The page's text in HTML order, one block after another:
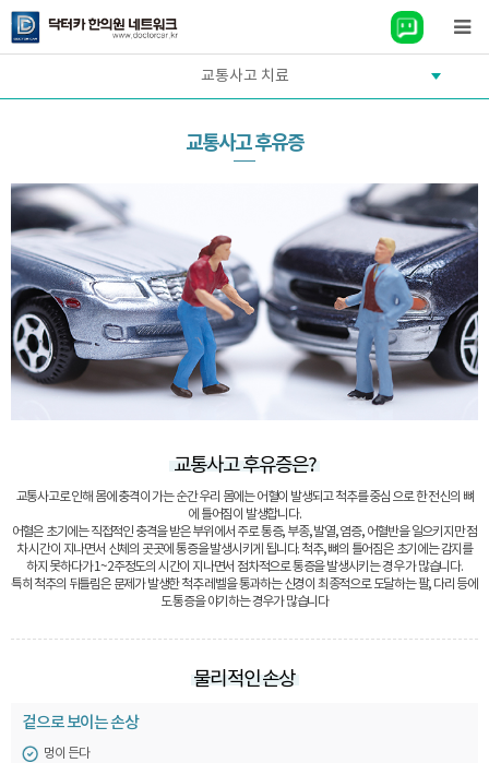
교통사고 치료
교통사고 후유증
교통사고 후유증은?
교통사고로 인해 몸에 충격이 가는 순간 우리 몸에는 어혈이 발생되고 척추를 중심 으로 한 전신의 뼈
에 틀어짐이 발생합니다.
어혈은 초기에는 직접적인 충격을 받은 부위에서 주로 통증, 부종, 발열, 염증, 어혈반을 일으키지만 점
차 시간이 지나면서 신체의 곳곳에 통증을 발생시키게 됩니다. 척추, 뼈의 틀어짐은 초기에는 감지를
하지 못하다가 1~2주정도의 시간이 지나면서 점차적으로 통증을 발생시키는 경우 가 많습니다.
특히 척추의 뒤틀림은 문제가 발생한 척추 레벨을 통과하는 신경이 최종적으로 도달하는 팔, 다리 등에
도 통증을 야기하는 경우가 많습니다
물리적인 손상
겉으로 보이는 손상
멍이 든다